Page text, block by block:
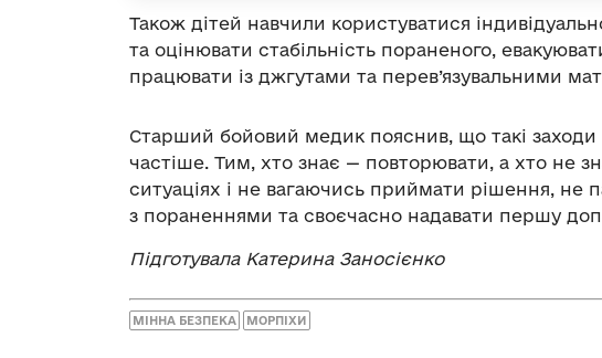
Також дітей навчили користуватися
та оцінювати стабільність пораненого,
працювати із джгутами та перев’язувальними
Старший бойовий медик пояснив, що такі
частіше. Тим, хто знає — повторювати, а хто не
ситуаціях і не вагаючись приймати рішення, не
з пораненнями та своєчасно надавати першу
Підготувала Катерина Заносієнко
МІННА БЕЗПЕКА МОРПІХИ